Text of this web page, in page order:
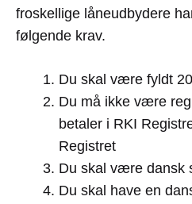
froskellige låneudbydere
følgende krav.
Du skal være fyldt
Du må ikke være
betaler i RKI
Registret
Du skal være dansk
Du skal have en